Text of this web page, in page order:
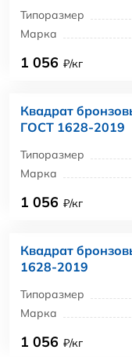
Типоразмер
Марка
1 056 ₽/кг
Квадрат
ГОСТ 1628-2019
Типоразмер
Марка
1 056 ₽/кг
Квадрат
1628-2019
Типоразмер
Марка
1 056 ₽/кг